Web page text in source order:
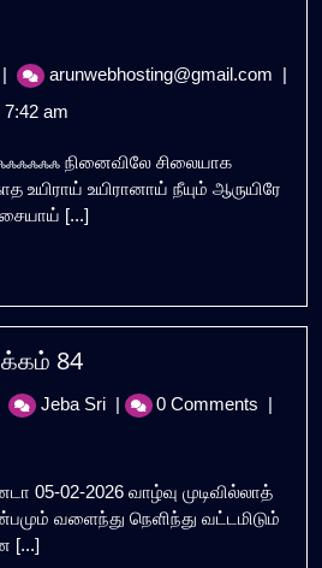
February
| arunwebhosting@gmail.com |
7:42 am
நினைவிலே சிலையாக
உயிரானாய் நீயும் ஆருயிரே
[...]
84
Jeba Sri முடிவில்லாத்
தொடக்கம்
| 0 Comments |
05-02-2026 வாழ்வு முடிவில்லாத்
வளைந்து நெளிந்து வட்டமிடும்
[...]